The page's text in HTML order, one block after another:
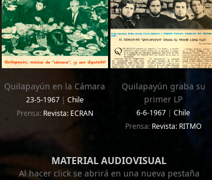
Quilapayún en la Cámara
23-5-1967|Chile
Prensa:Revista: ECRAN
Quilapayún graba su
primer LP
6-6-1967 |Chile
Prensa: Revista: RITMO
MATERIAL AUDIOVISUAL
Al hacer click se abrirá en una nueva pestaña